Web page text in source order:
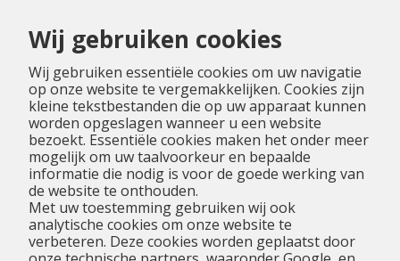
Wij gebruiken cookies
Wij gebruiken essentiële cookies om uw navigatie
op onze website te vergemakkelijken. Cookies zijn
kleine tekstbestanden die op uw apparaat kunnen
worden opgeslagen wanneer u een website
bezoekt. Essentiële cookies maken het onder meer
mogelijk om uw taalvoorkeur en bepaalde
informatie die nodig is voor de goede werking van
de website te onthouden.
Met uw toestemming gebruiken wij ook
analytische cookies om onze website te
verbeteren. Deze cookies worden geplaatst door